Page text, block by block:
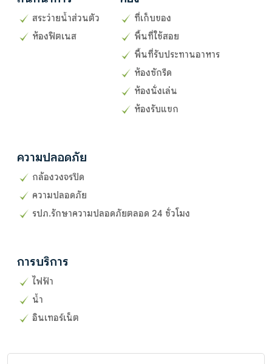
สระว่ายน้ำส่วนตัว
ห้องฟิตเนส
ที่เก็บของ
พื้นที่ใช้สอย
พื้นที่รับประทานอาหาร
ห้องซักรีด
ห้องนั่งเล่น
ห้องรับแขก
ความปลอดภัย
กล้องวงจรปิด
ความปลอดภัย
รปภ.รักษาความปลอดภัยตลอด 24 ชั่วโมง
การบริการ
ไฟฟ้า
น้ำ
อินเทอร์เน็ต